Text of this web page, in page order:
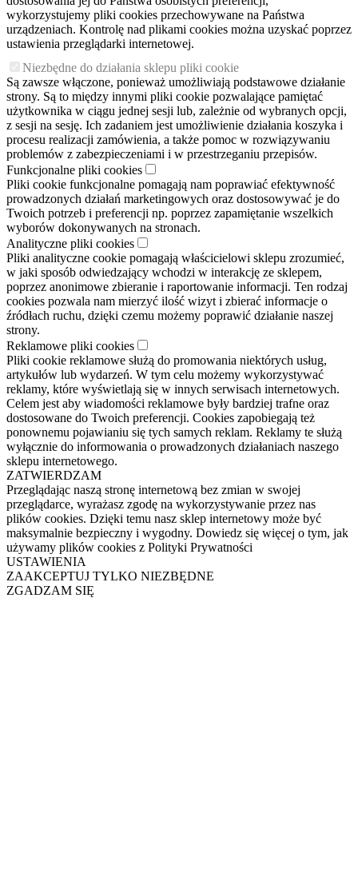
wykorzystujemy pliki cookies przechowywane na Państwa
urządzeniach. Kontrolę nad plikami cookies można uzyskać poprzez
ustawienia przeglądarki internetowej.
Niezbędne do działania sklepu pliki cookie
Są zawsze włączone, ponieważ umożliwiają podstawowe działanie
strony. Są to między innymi pliki cookie pozwalające pamiętać
użytkownika w ciągu jednej sesji lub, zależnie od wybranych opcji,
z sesji na sesję. Ich zadaniem jest umożliwienie działania koszyka i
procesu realizacji zamówienia, a także pomoc w rozwiązywaniu
problemów z zabezpieczeniami i w przestrzeganiu przepisów.
Funkcjonalne pliki cookies
Pliki cookie funkcjonalne pomagają nam poprawiać efektywność
prowadzonych działań marketingowych oraz dostosowywać je do
Twoich potrzeb i preferencji np. poprzez zapamiętanie wszelkich
wyborów dokonywanych na stronach.
Analityczne pliki cookies
Pliki analityczne cookie pomagają właścicielowi sklepu zrozumieć,
w jaki sposób odwiedzający wchodzi w interakcję ze sklepem,
poprzez anonimowe zbieranie i raportowanie informacji. Ten rodzaj
cookies pozwala nam mierzyć ilość wizyt i zbierać informacje o
źródłach ruchu, dzięki czemu możemy poprawić działanie naszej
strony.
Reklamowe pliki cookies
Pliki cookie reklamowe służą do promowania niektórych usług,
artykułów lub wydarzeń. W tym celu możemy wykorzystywać
reklamy, które wyświetlają się w innych serwisach internetowych.
Celem jest aby wiadomości reklamowe były bardziej trafne oraz
dostosowane do Twoich preferencji. Cookies zapobiegają też
ponownemu pojawianiu się tych samych reklam. Reklamy te służą
wyłącznie do informowania o prowadzonych działaniach naszego
sklepu internetowego.
ZATWIERDZAM
Przeglądając naszą stronę internetową bez zmian w swojej
przeglądarce, wyrażasz zgodę na wykorzystywanie przez nas
plików cookies. Dzięki temu nasz sklep internetowy może być
maksymalnie bezpieczny i wygodny. Dowiedz się więcej o tym, jak
używamy plików cookies z Polityki Prywatności
USTAWIENIA
ZAAKCEPTUJ TYLKO NIEZBĘDNE
ZGADZAM SIĘ